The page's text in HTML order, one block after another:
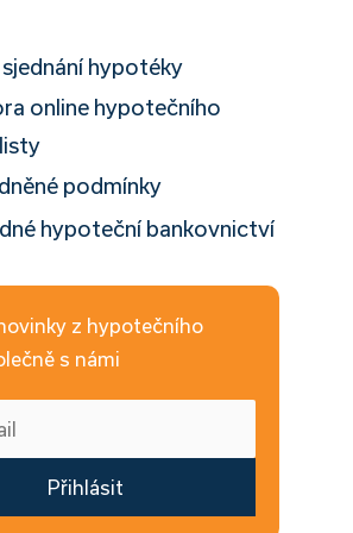
sjednání hypotéky
online hypotečního
podmínky
hypoteční bankovnictví
z hypotečního
s námi
Přihlásit